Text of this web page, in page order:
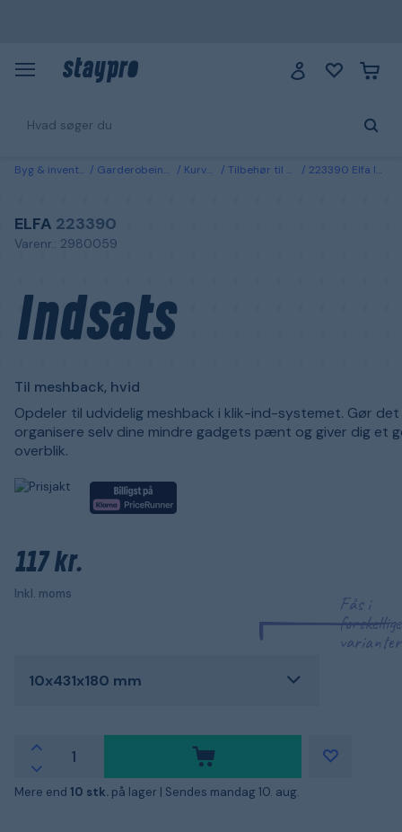
Byg & inventarie Garderobeindretning Kurvesystem Tilbehør til opbevaringssystemer 223390 Elfa Indsats Til meshback, hvid 10x431x180 mm
ELFA 223390
Varenr.: 2980059
Indsats
Til meshback, hvid
Opdeler til udvidelig meshback i klik-ind-systemet. Gør
organisere selv dine mindre gadgets pænt og giver dig et
overblik.
117 kr.
Inkl. moms
Fås i
forskellige
varianter
10x431x180 mm
Mere end 10 stk. på lager | Sendes mandag 10. aug.